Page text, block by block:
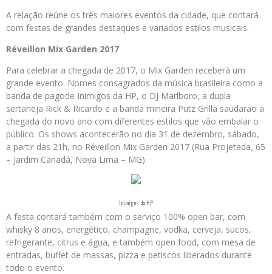
A relação reúne os três maiores eventos da cidade, que contará
com festas de grandes destaques e variados estilos musicais.
Réveillon Mix Garden 2017
Para celebrar a chegada de 2017, o Mix Garden receberá um
grande evento. Nomes consagrados da música brasileira como a
banda de pagode Inimigos da HP, o DJ Marlboro, a dupla
sertaneja Rick & Ricardo e a banda mineira Putz Grilla saudarão a
chegada do novo ano com diferentes estilos que vão embalar o
público. Os shows acontecerão no dia 31 de dezembro, sábado,
a partir das 21h, no Réveillon Mix Garden 2017 (Rua Projetada, 65
– Jardim Canadá, Nova Lima – MG).
Inimigos da HP
A festa contará também com o serviço 100% open bar, com
whisky 8 anos, energético, champagne, vodka, cerveja, sucos,
refrigerante, citrus e água, e também open food, com mesa de
entradas, buffet de massas, pizza e petiscos liberados durante
todo o evento.